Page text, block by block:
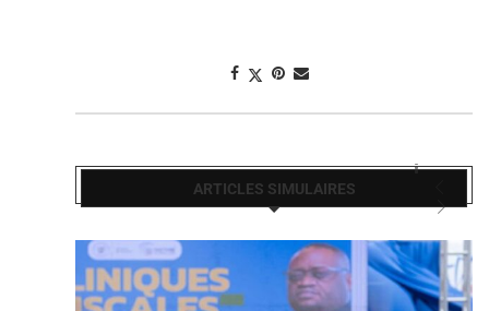
ARTICLES SIMULAIRES